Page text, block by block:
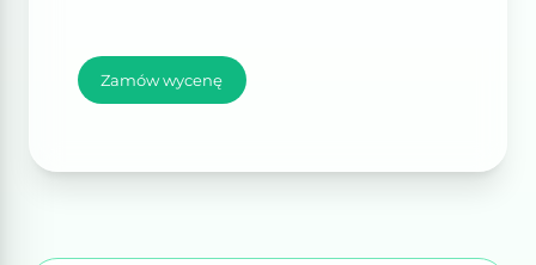
Zamów wycenę